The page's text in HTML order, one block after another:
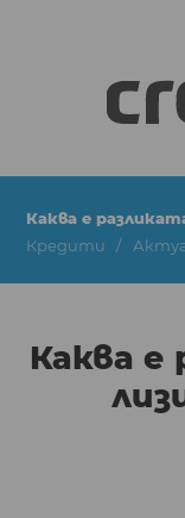
Каква е
Кредити
Каква е